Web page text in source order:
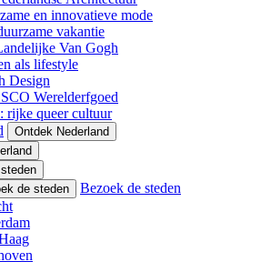
en innovatieve mode
vakantie
Van Gogh
als lifestyle
Design
Werelderfgoed
rijke queer cultuur
Ontdek Nederland
de steden
Bezoek de steden